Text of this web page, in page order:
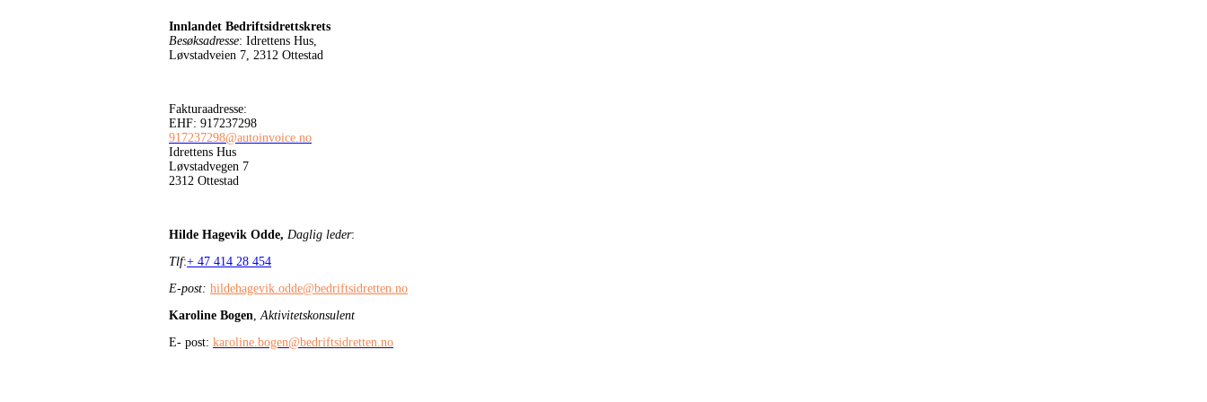
Innlandet Bedriftsidrettskrets
Besøksadresse: Idrettens Hus,
Løvstadveien 7, 2312 Ottestad
Fakturaadresse:
EHF: 917237298
917237298@autoinvoice.no
Idrettens Hus
Løvstadvegen 7
2312 Ottestad
Hilde Hagevik Odde, Daglig leder:
Tlf:+ 47 414 28 454
E-post: hildehagevik.odde@bedriftsidretten.no
Karoline Bogen Aktivitetskonsulent
E- post: karoline.bogen@bedriftsidretten.no